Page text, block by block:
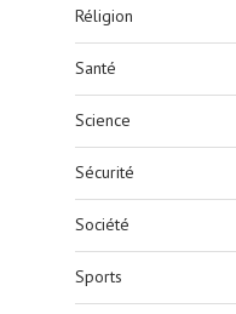
Réligion
Santé
Science
Sécurité
Société
Sports